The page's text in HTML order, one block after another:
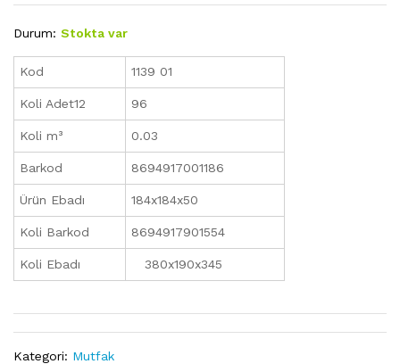
Durum: Stokta var
Kod 1139 01
Koli Adet12 96
Koli m³ 0.03
Barkod 8694917001186
Ürün Ebadı 184x184x50
Koli Barkod 8694917901554
Koli Ebadı 380x190x345
Kategori: Mutfak